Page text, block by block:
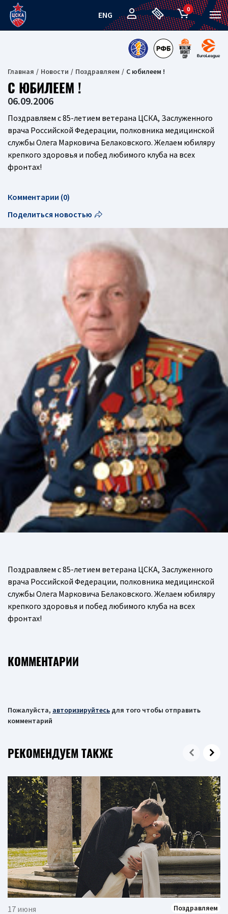
ENG
0
Главная Новости Поздравляем С юбилеем !
С ЮБИЛЕЕМ !
06.09.2006
Поздравляем с 85-летием ветерана ЦСКА, Заслуженного
врача Российской Федерации, полковника медицинской
службы Олега Марковича Белаковского. Желаем юбиляру
крепкого здоровья и побед любимого клуба на всех
фронтах!
Комментарии (0)
Поделиться новостью
Поздравляем с 85-летием ветерана ЦСКА, Заслуженного
врача Российской Федерации, полковника медицинской
службы Олега Марковича Белаковского. Желаем юбиляру
крепкого здоровья и побед любимого клуба на всех
фронтах!
КОММЕНТАРИИ
Пожалуйста, авторизируйтесь для того чтобы отправить
комментарий
РЕКОМЕНДУЕМ ТАКЖЕ
17 июня Поздравляем